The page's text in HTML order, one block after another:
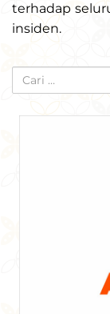
terhadap
insiden.